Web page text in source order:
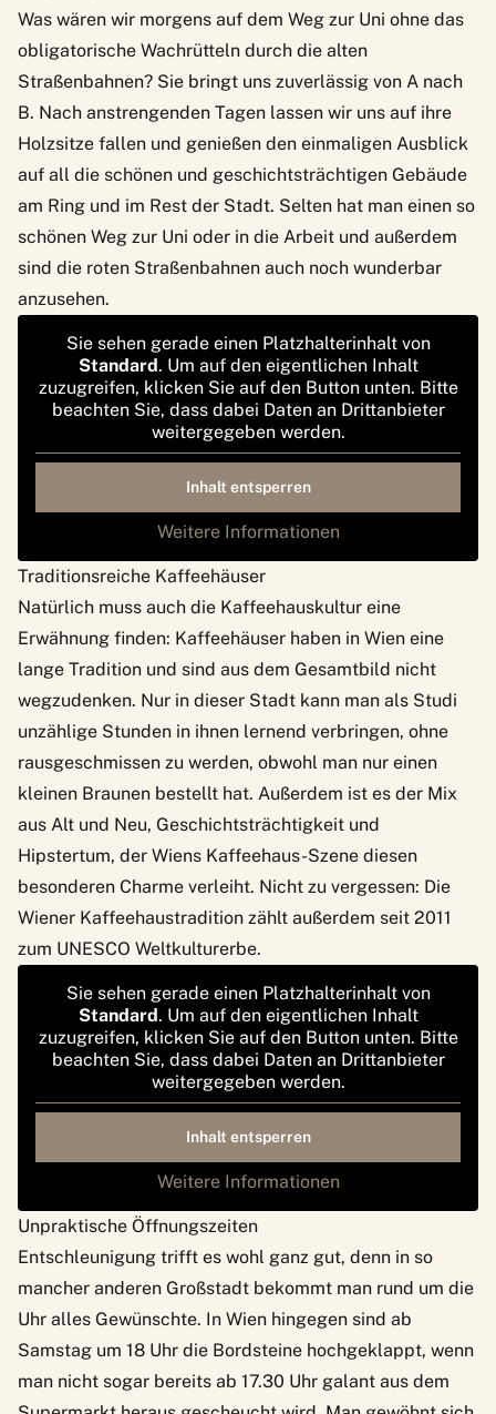
Was wären wir morgens auf dem Weg zur Uni ohne das
obligatorische Wachrütteln durch die alten
Straßenbahnen? Sie bringt uns zuverlässig von A nach
B. Nach anstrengenden Tagen lassen wir uns auf ihre
Holzsitze fallen und genießen den einmaligen Ausblick
auf all die schönen und geschichtsträchtigen Gebäude
am Ring und im Rest der Stadt. Selten hat man einen so
schönen Weg zur Uni oder in die Arbeit und außerdem
sind die roten Straßenbahnen auch noch wunderbar
anzusehen.
Sie sehen gerade einen Platzhalterinhalt von
Standard. Um auf den eigentlichen Inhalt
zuzugreifen, klicken Sie auf den Button unten. Bitte
beachten Sie, dass dabei Daten an Drittanbieter
weitergegeben werden.
Inhalt entsperren
Weitere Informationen
Traditionsreiche Kaffeehäuser
Natürlich muss auch die Kaffeehauskultur eine
Erwähnung finden: Kaffeehäuser haben in Wien eine
lange Tradition und sind aus dem Gesamtbild nicht
wegzudenken. Nur in dieser Stadt kann man als Studi
unzählige Stunden in ihnen lernend verbringen, ohne
rausgeschmissen zu werden, obwohl man nur einen
kleinen Braunen bestellt hat. Außerdem ist es der Mix
aus Alt und Neu, Geschichtsträchtigkeit und
Hipstertum, der Wiens Kaffeehaus-Szene diesen
besonderen Charme verleiht. Nicht zu vergessen: Die
Wiener Kaffeehaustradition zählt außerdem seit 2011
zum UNESCO Weltkulturerbe.
Sie sehen gerade einen Platzhalterinhalt von
Standard. Um auf den eigentlichen Inhalt
zuzugreifen, klicken Sie auf den Button unten. Bitte
beachten Sie, dass dabei Daten an Drittanbieter
weitergegeben werden.
Inhalt entsperren
Weitere Informationen
Unpraktische Öffnungszeiten
Entschleunigung trifft es wohl ganz gut, denn in so
mancher anderen Großstadt bekommt man rund um die
Uhr alles Gewünschte. In Wien hingegen sind ab
Samstag um 18 Uhr die Bordsteine hochgeklappt, wenn
man nicht sogar bereits ab 17.30 Uhr galant aus dem